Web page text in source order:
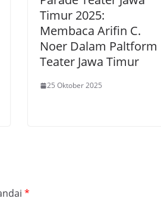
Timur 2025:
Membaca Arifin C.
Noer Dalam Paltform
Teater Jawa Timur
25 Oktober 2025
*